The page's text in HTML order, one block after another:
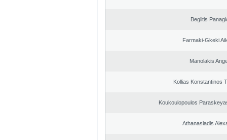
Beglitis
Farmaki-Gkeki
Manolakis
Kollias Konstantinos
Koukoulopoulos
Athanasiadis